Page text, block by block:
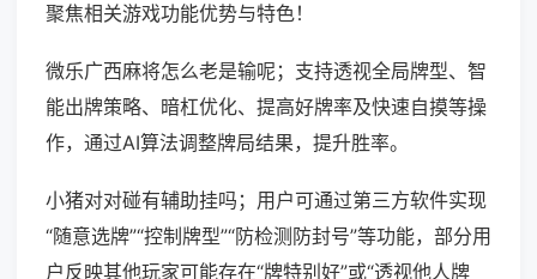
聚焦相关游戏功能优势与特色！
微乐广西麻将怎么老是输呢；支持透视全局牌型、智
能出牌策略、暗杠优化、提高好牌率及快速自摸等操
作，通过AI算法调整牌局结果，提升胜率。
小猪对对碰有辅助挂吗；用户可通过第三方软件实现
“随意选牌”“控制牌型”“防检测防封号”等功能，部分用
户反映其他玩家可能存在“牌特别好”或“透视他人牌